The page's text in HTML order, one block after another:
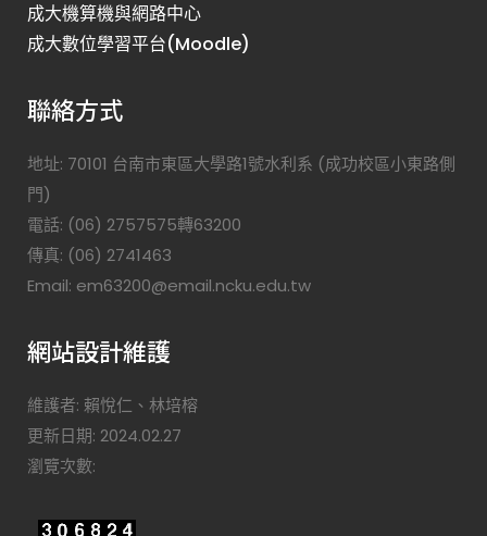
成大機算機與網路中心
成大數位學習平台(Moodle)
聯絡方式
地址: 70101 台南市東區大學路1號水利系 (成功校區小東路側
門)
電話: (06) 2757575轉63200
傳真: (06) 2741463
Email: em63200@email.ncku.edu.tw
網站設計維護
維護者: 賴悅仁、林培榕
更新日期: 2024.02.27
瀏覽次數: